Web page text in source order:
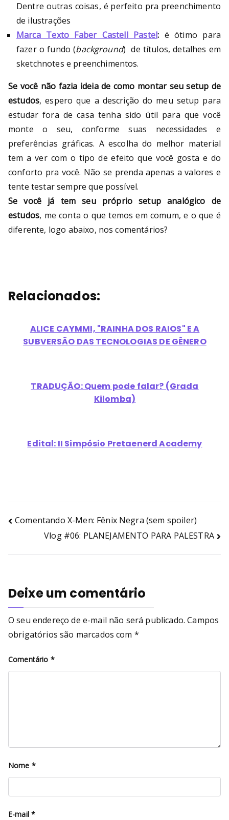
Dentre outras coisas, é perfeito pra preenchimento
de ilustrações
Marca Texto Faber Castell Pastel: é ótimo para
fazer o fundo (background) de títulos, detalhes em
sketchnotes e preenchimentos.
Se você não fazia ideia de como montar seu setup de
estudos, espero que a descrição do meu setup para
estudar fora de casa tenha sido útil para que você
monte o seu, conforme suas necessidades e
preferências gráficas. A escolha do melhor material
tem a ver com o tipo de efeito que você gosta e do
conforto pra você. Não se prenda apenas a valores e
tente testar sempre que possível.
Se você já tem seu próprio setup analógico de
estudos, me conta o que temos em comum, e o que é
diferente, logo abaixo, nos comentários?
Relacionados:
ALICE CAYMMI, "RAINHA DOS RAIOS" E A
SUBVERSÃO DAS TECNOLOGIAS DE GÊNERO
TRADUÇÃO: Quem pode falar? (Grada
Kilomba)
Edital: II Simpósio Pretaenerd Academy
Comentando X-Men: Fênix Negra (sem spoiler)
Vlog #06: PLANEJAMENTO PARA PALESTRA
Deixe um comentário
O seu endereço de e-mail não será publicado. Campos
obrigatórios são marcados com *
Comentário *
Nome *
E-mail*